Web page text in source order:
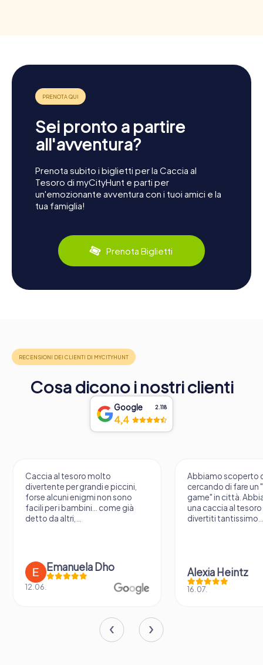
Sei pronto a partire
all'avventura?
Prenota subito i biglietti per la Caccia al
Tesoro di myCityHunt e parti per
un'emozionante avventura con i tuoi amici e la
tua famiglia!
Prenota Biglietti
Cosa dicono i nostri clienti
Google 2.118
4,4
Caccia al tesoro molto
divertente per grandi e piccini,
forse alcuni enigmi non sono
facili per i bambini... come già
detto da altri,...
Emanuela Dho
12.06.
Abbiamo scoperto
cercando di fare un
game" in città.
una caccia al
divertiti
Alexia Heintz
16.07.